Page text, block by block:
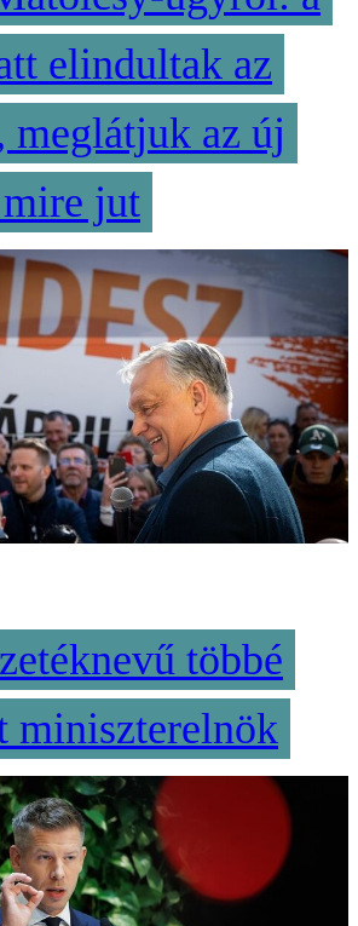
elindultak az
meglátjuk az új
jut
többé
miniszterelnök